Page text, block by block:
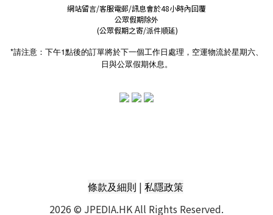
網站留言/客服電郵/訊息會於48小時內回覆
公眾假期除外
(公眾假期之寄/派件順延)
*請注意：下午1點後的訂單將於下一個工作日處理，空運物流於星期六、
日與公眾假期休息。
條款及細則 | 私隱政策
2026 © JPEDIA.HK All Rights Reserved.